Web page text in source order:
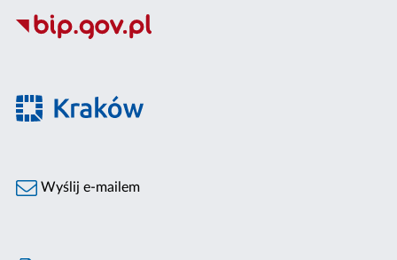
Wyślij e-mailem